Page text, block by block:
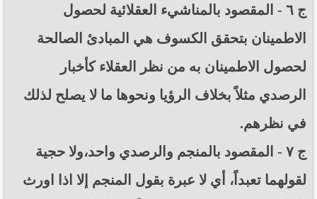
ج ٦ - المقصود بالمناشيء العقلائية لحصول
الاطمينان بتحقق الكسوف هي المبادئ الصالحة
لحصول الاطمينان به من نظر العقلاء كأخبار
الرصدي مثلاً بخلاف الرؤيا ونحوها ما لا يصلح لذلك
في نظرهم.
ج ٧ - المقصود بالمنجم والرصدي واحد،ولا حجية
لقولهما تعبداً، أي لا عبرة بقول المنجم إلا اذا اورث